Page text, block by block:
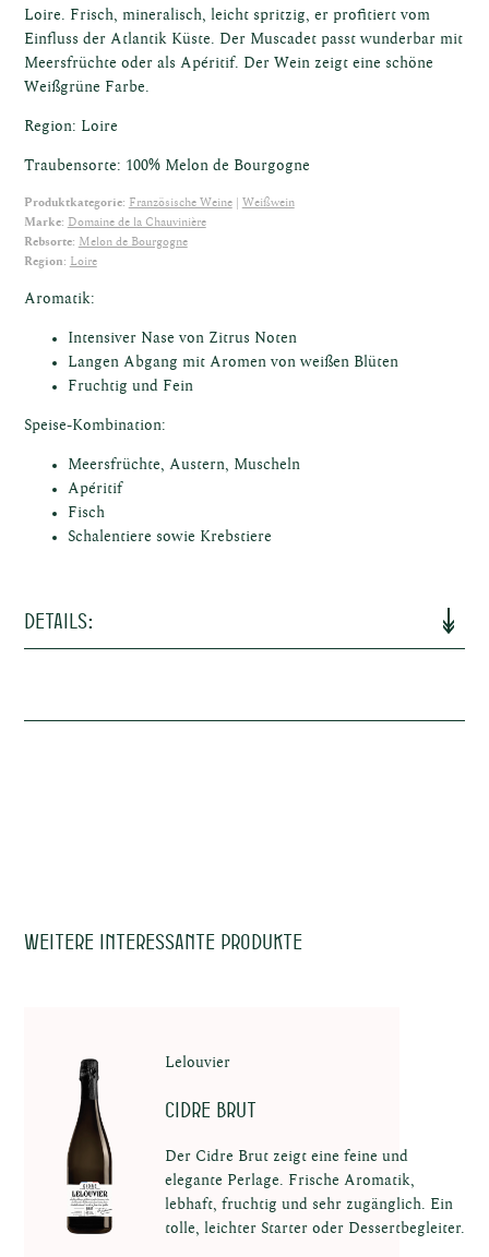
Loire. Frisch, mineralisch, leicht spritzig, er profitiert vom
Einfluss der Atlantik Küste. Der Muscadet passt wunderbar mit
Meersfrüchte oder als Apéritif. Der Wein zeigt eine schöne
Weißgrüne Farbe.
Region: Loire
Traubensorte: 100% Melon de Bourgogne
Produktkategorie: Französische Weine
Weißwein
Marke: Domaine de la Chauvinière
Rebsorte: Melon de Bourgogne
Region: Loire
Aromatik:
Intensiver Nase von Zitrus Noten
Langen Abgang mit Aromen von weißen Blüten
Fruchtig und Fein
Speise-Kombination:
Meersfrüchte, Austern, Muscheln
Apéritif
Fisch
Schalentiere sowie Krebstiere
Details:
Terroir (Boden) Granit von Château-Thébaud
Weitere interessante Produkte
Lelouvier
Cidre Brut
Der Cidre Brut zeigt eine feine und
elegante Perlage. Frische Aromatik,
lebhaft, fruchtig und sehr zugänglich. Ein
tolle, leichter Starter oder Dessertbegleiter.